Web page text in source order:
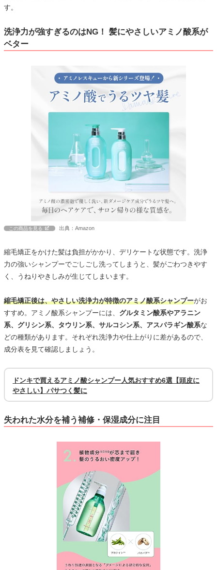
す。
洗浄力が強すぎるのはNG！ 髪にやさしいアミノ酸系が
ベター
この商品を見る 出典：Amazon
縮毛矯正をかけた髪は負担がかかり、デリケートな状態です。洗浄
力の強いシャンプーでごしごし洗ってしまうと、髪がごわつきやす
く、うねりやきしみが生じてしまいます。
縮毛矯正後は、やさしい洗浄力が特徴のアミノ酸系シャンプーがお
すすめ。アミノ酸系シャンプーには、 グルタミン酸系やアラニン
系、グリシン系、タウリン系、サルコシン系、アスパラギン酸系な
どの種類があります。それぞれ洗浄力や仕上がりに差があるので、
成分表を見て確認しましょう。
ドンキで買えるアミノ酸シャンプー人気おすすめ6選【頭皮に
やさしい】パサつく髪に
失われた水分を補う補修・保湿成分に注目